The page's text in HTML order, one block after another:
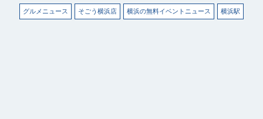
グルメニュース そごう横浜店 横浜の無料イベントニュース 横浜駅